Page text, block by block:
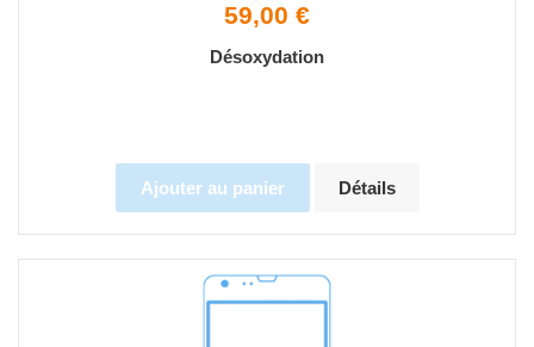
59,00 €
Désoxydation
Ajouter au panier Détails